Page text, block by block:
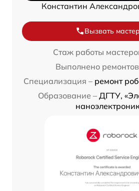
Константин
Вызвать
Стаж работы
Выполнено
Специализация – ремонт
Образование – ДГТУ,